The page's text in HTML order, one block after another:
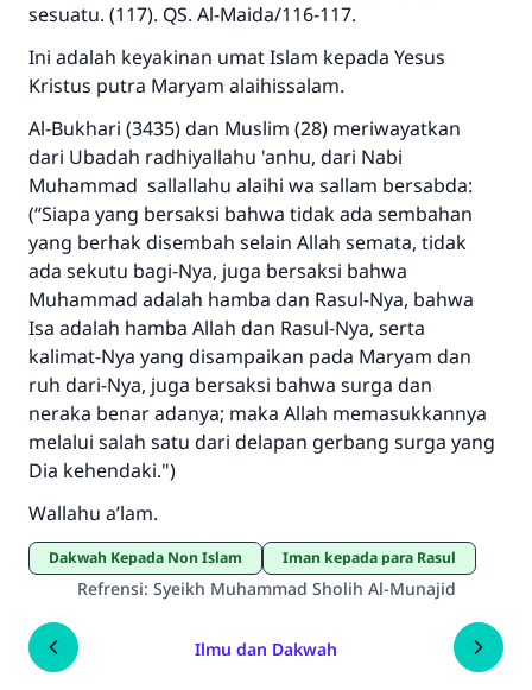
sesuatu. (117). QS. Al-Maida/116-117.
Ini adalah keyakinan umat Islam kepada Yesus
Kristus putra Maryam alaihissalam.
Al-Bukhari (3435) dan Muslim (28) meriwayatkan
dari Ubadah radhiyallahu 'anhu, dari Nabi
Muhammad sallallahu alaihi wa sallam bersabda:
(“Siapa yang bersaksi bahwa tidak ada sembahan
yang berhak disembah selain Allah semata, tidak
ada sekutu bagi-Nya, juga bersaksi bahwa
Muhammad adalah hamba dan Rasul-Nya, bahwa
Isa adalah hamba Allah dan Rasul-Nya, serta
kalimat-Nya yang disampaikan pada Maryam dan
ruh dari-Nya, juga bersaksi bahwa surga dan
neraka benar adanya; maka Allah memasukkannya
melalui salah satu dari delapan gerbang surga yang
Dia kehendaki.")
Wallahu a’lam.
Dakwah Kepada Non Islam Iman kepada para Rasul
Refrensi: Syeikh Muhammad Sholih Al-Munajid
Ilmu dan Dakwah